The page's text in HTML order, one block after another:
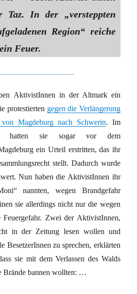
Taz. In der „versteppten
Region“ reiche
Feuer.
AktivistInnen in der Altmark ein
protestierten gegen die Verlängerung
Magdeburg nach Schwerin. Im
hatten sie sogar vor dem
ein Urteil erstritten, das ihr
stellt. Dadurch wurde
Nun haben die AktivistInnen ihr
nannten, wegen Brandgefahr
sie allerdings nicht nur die wegen
Feuergefahr. Zwei der AktivistInnen,
in der Zeitung lesen wollen und
BesetzerInnen zu sprechen, erklärten
sie mit dem Verlassen des Walds
Brände bannen wollten: …